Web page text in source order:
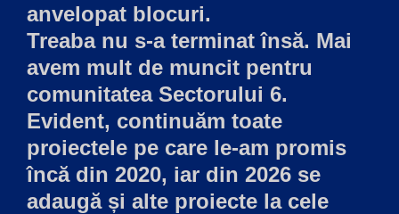
anvelopat blocuri.
Treaba nu s-a terminat însă. Mai
avem mult de muncit pentru
comunitatea Sectorului 6.
Evident, continuăm toate
proiectele pe care le-am promis
încă din 2020, iar din 2026 se
adaugă și alte proiecte la cele